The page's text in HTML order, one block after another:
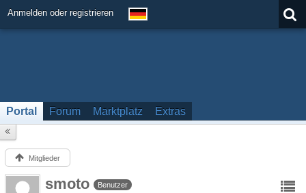
Anmelden oder registrieren
Portal Forum Marktplatz Extras
Mitglieder
smoto
Benutzer